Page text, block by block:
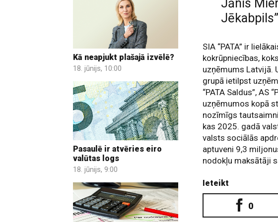
Kā neapjukt plašajā izvēlē?
18. jūnijs, 10:00
Pasaulē ir atvēries eiro
valūtas logs
18. jūnijs, 9:00
Jānis
SIA “PATA” ir
kokrūpniecības,
uzņēmums Latvijā.
grupā ietilpst
“PATA Saldus”, AS
uzņēmumos kopā
nozīmīgs
kas 2025. gadā
valsts sociālās
aptuveni 9,3
nodokļu maksātāji
Ieteikt
0